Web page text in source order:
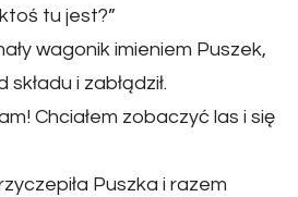
tu jest?”
wagonik imieniem Puszek,
i zabłądził.
Chciałem zobaczyć las i się
Puszka i razem